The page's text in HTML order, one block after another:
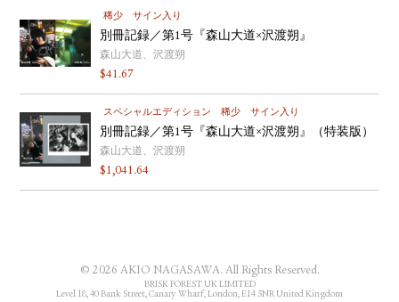
稀少 サイン入り
別冊記録／第1号『森山大道×沢渡朔』
森山大道、沢渡朔
$41.67
スペシャルエディション 稀少 サイン入り
別冊記録／第1号『森山大道×沢渡朔』（特装版）
森山大道、沢渡朔
$1,041.64
© 2026 AKIO NAGASAWA. All Rights Reserved.
BRISK FOREST UK LIMITED
Level 18, 40 Bank Street, Canary Wharf, London, E14 5NR United Kingdom